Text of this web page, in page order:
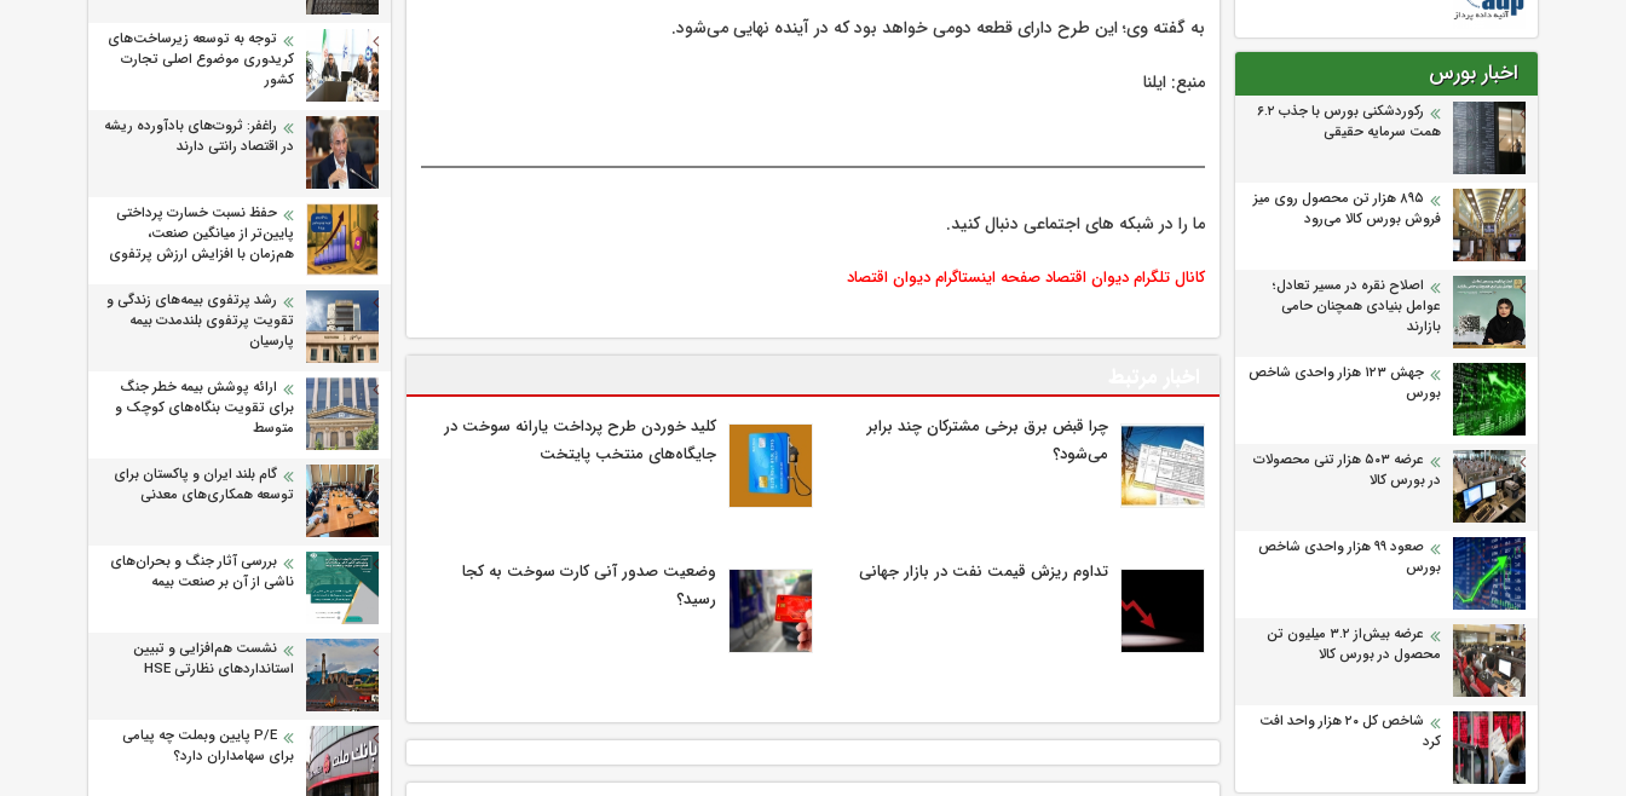
اخبار بورس
رکوردشکنی بورس با جذب ۶.۲
همت سرمایه حقیقی
۸۹۵ هزار تن محصول روی میز
فروش بورس کالا می‌‌رود
اصلاح نقره در مسیر تعادل؛
عوامل بنیادی همچنان حامی
بازارند
جهش ۱۲۳ هزار واحدی شاخص
بورس
عرضه ۵۰۳ هزار تنی محصولات
در بورس کالا
صعود ۹۹ هزار واحدی شاخص
بورس
عرضه بیش‌از ۳.۲ میلیون تن
محصول در بورس کالا
شاخص کل ۲۰ هزار واحد افت
کرد
به گفته وی؛ این طرح دارای قطعه دومی خواهد بود که در آینده نهایی می‌شود.
منبع: ایلنا
ما را در شبکه های اجتماعی دنبال کنید.
کانال تلگرام دیوان اقتصادصفحه اینستاگرام دیوان اقتصاد
چرا قبض برق برخی مشترکان چند برابر
می‌شود؟
کلید خوردن طرح پرداخت یارانه سوخت در
جایگاه‌های منتخب پایتخت
تداوم ریزش قیمت نفت در بازار جهانی
وضعیت صدور آنی کارت سوخت به کجا
رسید؟
توجه به توسعه زیرساخت‌های
کریدوری موضوع اصلی تجارت
کشور
راغفر: ثروت‌های بادآورده ریشه
در اقتصاد رانتی دارند
حفظ نسبت خسارت پرداختی
پایین‌تر از میانگین صنعت،
هم‌زمان با افزایش ارزش پرتفوی
رشد پرتفوی بیمه‌های زندگی و
تقویت پرتفوی بلندمدت بیمه
پارسیان
ارائه پوشش بیمه خطر جنگ
برای تقویت بنگاه‌های کوچک و
متوسط
گام بلند ایران و پاکستان برای
توسعه همکاری‌های معدنی
بررسی آثار جنگ و بحران‌های
ناشی از آن بر صنعت بیمه
نشست هم‌افزایی و تبیین
استانداردهای نظارتی HSE
P/E پایین وبملت چه پیامی
برای سهامداران دارد؟